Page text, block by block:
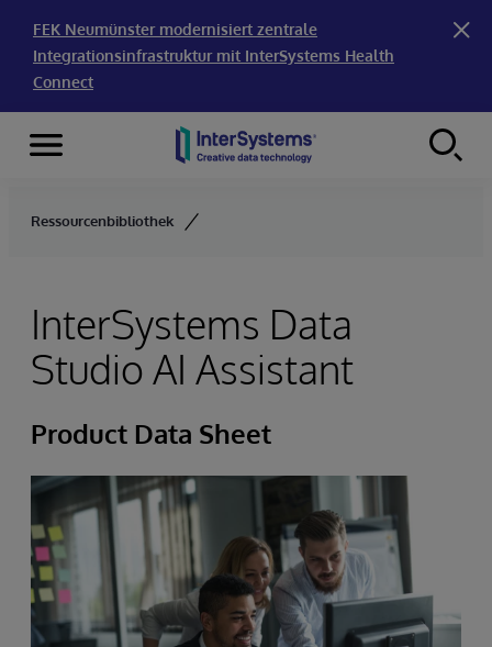
FEK Neumünster modernisiert zentrale
Integrationsinfrastruktur mit InterSystems Health
Connect
Skip to content
Menu
Ressourcenbibliothek
InterSystems Data
Studio AI Assistant
Product Data Sheet